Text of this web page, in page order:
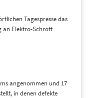
Tagespresse das
an Elektro-Schrott
angenommen und 17
in denen defekte